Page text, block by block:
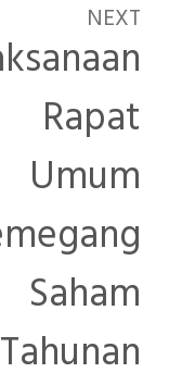
NEXT
Rapat
Umum
Saham
Tahunan